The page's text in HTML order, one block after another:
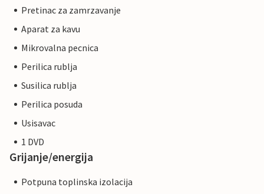
Pretinac za zamrzavanje
Aparat za kavu
Mikrovalna pecnica
Perilica rublja
Susilica rublja
Perilica posuda
Usisavac
1 DVD
Grijanje/energija
Potpuna toplinska izolacija